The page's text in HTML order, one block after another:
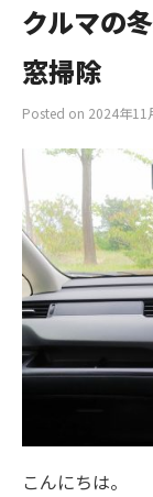
クルマの
窓掃除
Posted on 2024年11
こんにちは。